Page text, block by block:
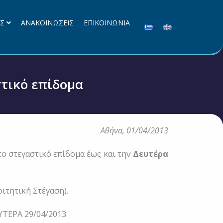
ΑΝΑΚΟΙΝΩΣΕΙΣ ΕΠΙΚΟΙΝΩΝΙΑ
επίδομα
Αθήνα, 01/04/2013
στεγαστικό επίδομα έως και την Δευτέρα
Στέγαση).
29/04/2013.